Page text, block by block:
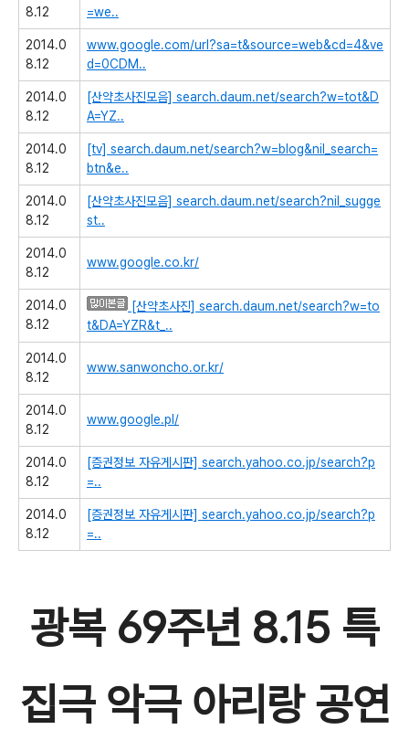
8.12
=we..
2014.0
8.12
www.google.com/url?sa=t&source=web&cd=4&ve
d=0CDM..
2014.0
8.12
[산약초사진모음] search.daum.net/search?w=tot&D
A=YZ..
2014.0
8.12
[tv] search.daum.net/search?w=blog&nil_search=
btn&e..
2014.0
8.12
[산약초사진모음] search.daum.net/search?nil_sugge
st..
2014.0
8.12
www.google.co.kr/
2014.0
8.12
[산약초사진] search.daum.net/search?w=to
t&DA=YZR&t_..
2014.0
8.12
www.sanwoncho.or.kr/
2014.0
8.12
www.google.pl/
2014.0
8.12
[증권정보 자유게시판] search.yahoo.co.jp/search?p
=..
2014.0
8.12
[증권정보 자유게시판] search.yahoo.co.jp/search?p
=..
광복 69주년 8.15 특
집극 악극 아리랑 공연